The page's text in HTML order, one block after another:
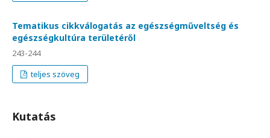
Tematikus cikkválogatás az egészségműveltség és
egészségkultúra területéről
243-244
teljes szöveg
Kutatás